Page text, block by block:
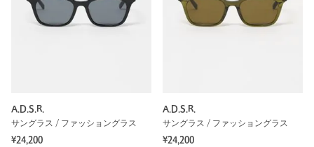
A.D.S.R.
サングラス / ファッショングラス
¥24,200
A.D.S.R.
サングラス / ファッショングラス
¥24,200